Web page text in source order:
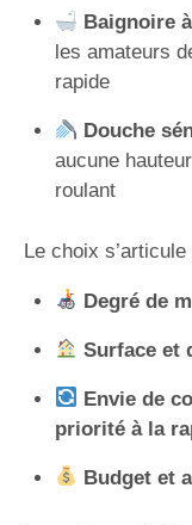
Baignoire
les amateurs
rapide
Douche
aucune
roulant
Le choix
Degré de
Surface et
Envie de
priorité à la
Budget et